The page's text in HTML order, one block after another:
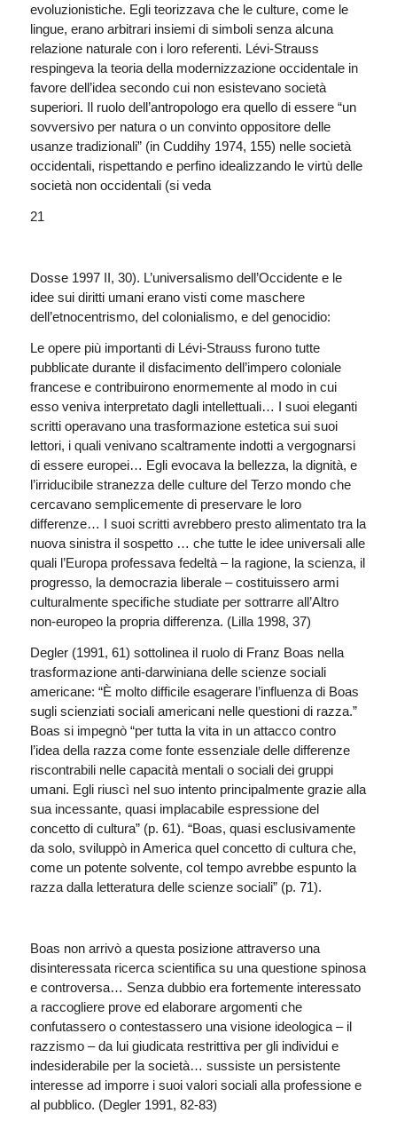
evoluzionistiche. Egli teorizzava che le culture, come le
lingue, erano arbitrari insiemi di simboli senza alcuna
relazione naturale con i loro referenti. Lévi-Strauss
respingeva la teoria della modernizzazione occidentale in
favore dell’idea secondo cui non esistevano società
superiori. Il ruolo dell’antropologo era quello di essere “un
sovversivo per natura o un convinto oppositore delle
usanze tradizionali” (in Cuddihy 1974, 155) nelle società
occidentali, rispettando e perfino idealizzando le virtù delle
società non occidentali (si veda
21
Dosse 1997 II, 30). L’universalismo dell’Occidente e le
idee sui diritti umani erano visti come maschere
dell’etnocentrismo, del colonialismo, e del genocidio:
Le opere più importanti di Lévi-Strauss furono tutte
pubblicate durante il disfacimento dell’impero coloniale
francese e contribuirono enormemente al modo in cui
esso veniva interpretato dagli intellettuali… I suoi eleganti
scritti operavano una trasformazione estetica sui suoi
lettori, i quali venivano scaltramente indotti a vergognarsi
di essere europei… Egli evocava la bellezza, la dignità, e
l’irriducibile stranezza delle culture del Terzo mondo che
cercavano semplicemente di preservare le loro
differenze… I suoi scritti avrebbero presto alimentato tra la
nuova sinistra il sospetto … che tutte le idee universali alle
quali l’Europa professava fedeltà – la ragione, la scienza, il
progresso, la democrazia liberale – costituissero armi
culturalmente specifiche studiate per sottrarre all’Altro
non-europeo la propria differenza. (Lilla 1998, 37)
Degler (1991, 61) sottolinea il ruolo di Franz Boas nella
trasformazione anti-darwiniana delle scienze sociali
americane: “È molto difficile esagerare l’influenza di Boas
sugli scienziati sociali americani nelle questioni di razza.”
Boas si impegnò “per tutta la vita in un attacco contro
l’idea della razza come fonte essenziale delle differenze
riscontrabili nelle capacità mentali o sociali dei gruppi
umani. Egli riuscì nel suo intento principalmente grazie alla
sua incessante, quasi implacabile espressione del
concetto di cultura” (p. 61). “Boas, quasi esclusivamente
da solo, sviluppò in America quel concetto di cultura che,
come un potente solvente, col tempo avrebbe espunto la
razza dalla letteratura delle scienze sociali” (p. 71).
Boas non arrivò a questa posizione attraverso una
disinteressata ricerca scientifica su una questione spinosa
e controversa… Senza dubbio era fortemente interessato
a raccogliere prove ed elaborare argomenti che
confutassero o contestassero una visione ideologica – il
razzismo – da lui giudicata restrittiva per gli individui e
indesiderabile per la società… sussiste un persistente
interesse ad imporre i suoi valori sociali alla professione e
al pubblico. (Degler 1991, 82-83)